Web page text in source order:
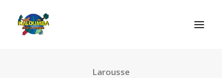
Larousse